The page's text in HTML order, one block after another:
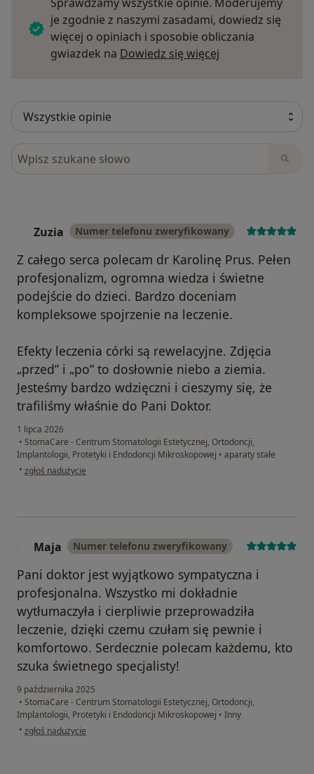
je zgodnie z naszymi zasadami, dowiedz się
więcej o opiniach i sposobie obliczania
gwiazdek na Dowiedz się więcej
Szukaj w opiniach
Zuzia Numer telefonu zweryfikowany
Z całego serca polecam dr Karolinę Prus. Pełen
profesjonalizm, ogromna wiedza i świetne
podejście do dzieci. Bardzo doceniam
kompleksowe spojrzenie na leczenie.
Efekty leczenia córki są rewelacyjne. Zdjęcia
„przed” i „po” to dosłownie niebo a ziemia.
Jesteśmy bardzo wdzięczni i cieszymy się, że
trafiliśmy właśnie do Pani Doktor.
1 lipca 2026
• StomaCare - Centrum Stomatologii Estetycznej, Ortodoncji,
Implantologii, Protetyki i Endodoncji Mikroskopowej • aparaty stałe
• w opinii użytkownika Zuzia
zgłoś nadużycie
Maja Numer telefonu zweryfikowany
Pani doktor jest wyjątkowo sympatyczna i
profesjonalna. Wszystko mi dokładnie
wytłumaczyła i cierpliwie przeprowadziła
leczenie, dzięki czemu czułam się pewnie i
komfortowo. Serdecznie polecam każdemu, kto
szuka świetnego specjalisty!
9 października 2025
• StomaCare - Centrum Stomatologii Estetycznej, Ortodoncji,
Implantologii, Protetyki i Endodoncji Mikroskopowej • Inny
• w opinii użytkownika Maja
zgłoś nadużycie